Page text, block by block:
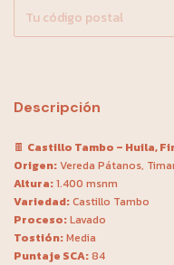
Descripción
🍫 Castillo Tambo – Huila,
Origen:Vereda Pátanos,
Altura:1.400 msnm
Variedad:Castillo Tambo
Proceso:Lavado
Tostión:Media
Puntaje SCA:84